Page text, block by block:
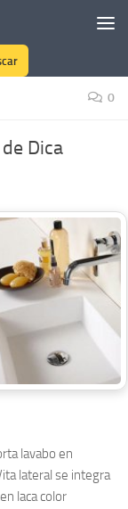
0
Dica
lavabo en
lateral se integra
laca color